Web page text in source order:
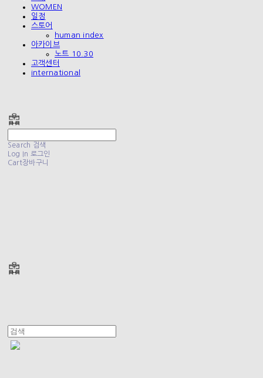
WOMEN
일정
스토어
human index
아카이브
노트 10.30
고객센터
international
Search 검색
Log In 로그인
Cart장바구니